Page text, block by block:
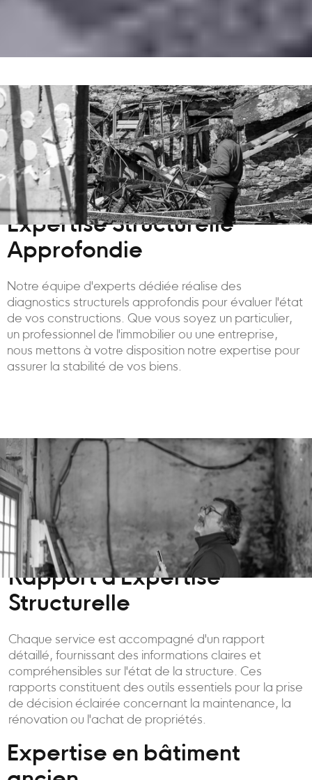
Expertise Structurelle
Approfondie
Notre équipe d'experts dédiée réalise des
diagnostics structurels approfondis pour évaluer l'état
de vos constructions. Que vous soyez un particulier,
un professionnel de l'immobilier ou une entreprise,
nous mettons à votre disposition notre expertise pour
assurer la stabilité de vos biens.
Rapport d'Expertise
Structurelle
Chaque service est accompagné d'un rapport
détaillé, fournissant des informations claires et
compréhensibles sur l'état de la structure. Ces
rapports constituent des outils essentiels pour la prise
de décision éclairée concernant la maintenance, la
rénovation ou l'achat de propriétés.
Expertise en bâtiment